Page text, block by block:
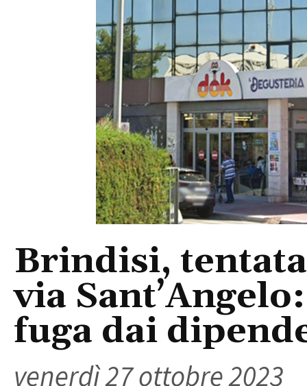
Brindisi,
via
fuga dai
venerdì 27 ottobre 2023